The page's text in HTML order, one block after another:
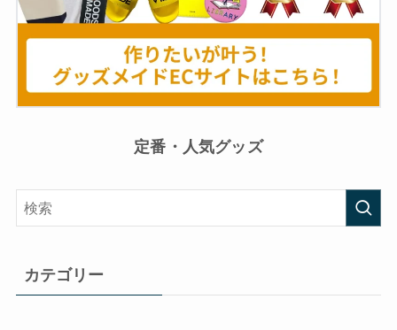
定番・人気グッズ
カテゴリー